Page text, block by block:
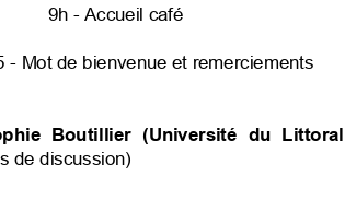
9h - Accueil café
- Mot de bienvenue et remerciements
Boutillier (Université du
Littoral
de discussion)